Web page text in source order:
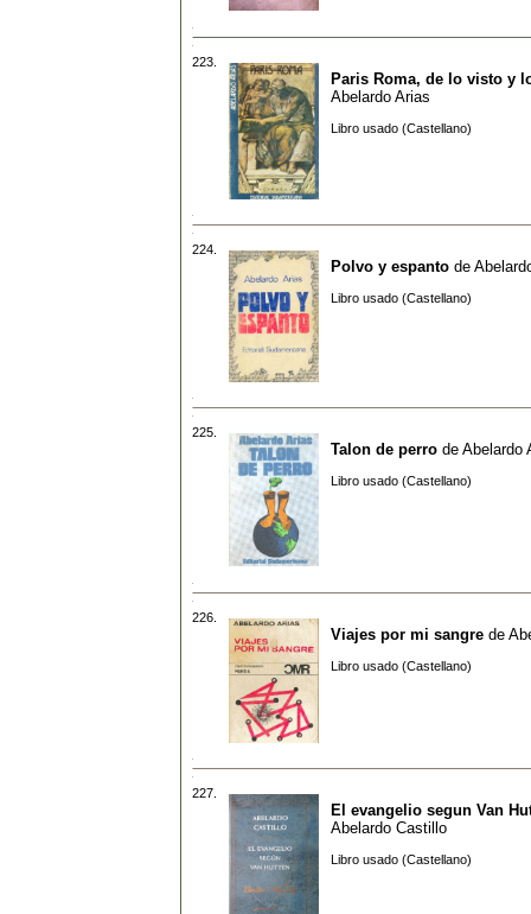
223.
Paris Roma, de lo visto y
Abelardo Arias
Libro usado (Castellano)
224.
Polvo y espanto de
Libro usado (Castellano)
225.
Talon de perro de Abelardo
Libro usado (Castellano)
226.
Viajes por mi sangre de
Libro usado (Castellano)
227.
El evangelio segun Van
Abelardo Castillo
Libro usado (Castellano)